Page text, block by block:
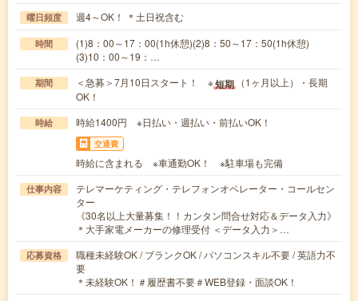
曜日頻度 週4～OK！ ＊土日祝含む
時間
(1)8：00～17：00(1h休憩)(2)8：50～17：50(1h休憩)
(3)10：00～19：…
期間 ＜急募＞7月10日スタート！ ※短期 （1ヶ月以上）・長期
OK！
時給 時給1400円 ※日払い・週払い・前払いOK！
交通費
時給に含まれる ※車通勤OK！ ※駐車場も完備
仕事内容
テレマーケティング・テレフォンオペレーター・コールセン
ター
《30名以上大量募集！！カンタン問合せ対応＆データ入力》
＊大手家電メーカーの修理受付 ＜データ入力＞…
応募資格
職種未経験OK / ブランクOK / パソコンスキル不要 / 英語力不
要
＊未経験OK！＃履歴書不要＃WEB登録・面談OK！